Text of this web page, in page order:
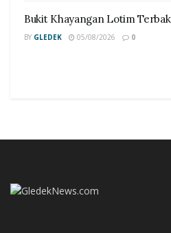
Bukit Khayangan Lotim
BY GLEDEK 05/08/2026 0